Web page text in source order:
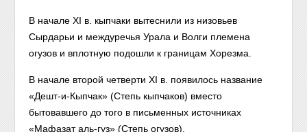
В начале XI в. кыпчаки вытеснили из низовьев
Сырдарьи и междуречья Урала и Волги племена
огузов и вплотную подошли к границам Хорезма.
В начале второй четверти XI в. появилось название
«Дешт-и-Кыпчак» (Степь кыпчаков) вместо
бытовавшего до того в письменных источниках
«Мафазат аль-гуз» (Степь огузов).